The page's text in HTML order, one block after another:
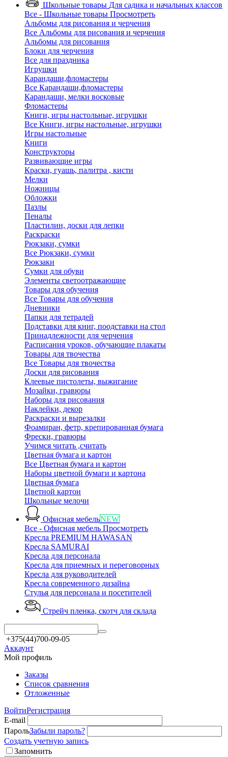
Школьные товары Для садика и начальных классов
Все - Школьные товары Просмотреть
Альбомы для рисования и черчения
Все Альбомы для рисования и черчения
Альбомы для рисования
Блоки для черчения
Все для праздника
Игрушки
Карандаши,фломастеры
Все Карандаши,фломастеры
Карандаши, мелки восковые
Фломастеры
Книги, игры настольные, игрушки
Все Книги, игры настольные, игрушки
Игры настольные
Книги
Конструкторы
Развивающие игры
Краски, гуашь, палитра , кисти
Мелки
Ножницы
Обложки
Пазлы
Пеналы
Пластилин, доски для лепки
Раскраски
Рюкзаки, сумки
Все Рюкзаки, сумки
Рюкзаки
Сумки для обуви
Элементы светоотражающие
Товары для обучения
Все Товары для обучения
Дневники
Папки для тетрадей
Подставки для книг, поодставки на стол
Принадлежности для черчения
Расписания уроков, обучающие плакаты
Товары для твочества
Все Товары для твочества
Доски для рисования
Клеевые пистолеты, выжигание
Мозайки, гравюры
Наборы для рисования
Наклейки, декор
Раскраски и вырезалки
Фоамиран, фетр, крепированная бумага
Фрески, гравюры
Учимся читать ,считать
Цветная бумага и картон
Все Цветная бумага и картон
Наборы цветной бумаги и картона
Цветная бумага
Цветной картон
Школьные мелочи
Офисная мебельNEW
Все - Офисная мебель Просмотреть
Кресла PREMIUM HAWASAN
Кресла SAMURAI
Кресла для персонала
Кресла для приемных и переговорных
Кресла для руководителей
Кресла современного дизайна
Стулья для персонала и посетителей
Стрейч пленка, скотч для склада
+375(44)700-09-05
Аккаунт
Мой профиль
Заказы
Список сравнения
Отложенные
ВойтиРегистрация
E-mail
ПарольЗабыли пароль?
Создать учетную запись
Запомнить